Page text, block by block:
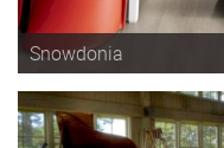
Snowdonia